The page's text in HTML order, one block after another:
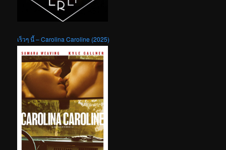
เร็วๆ นี้ – Carolina Caroline (2025)